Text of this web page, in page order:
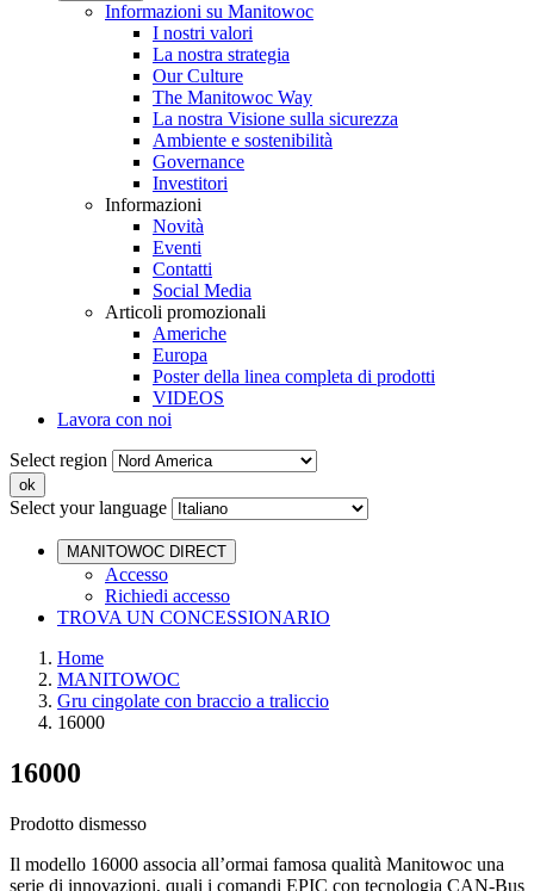
Informazioni su Manitowoc
I nostri valori
La nostra strategia
Our Culture
The Manitowoc Way
La nostra Visione sulla sicurezza
Ambiente e sostenibilità
Governance
Investitori
Informazioni
Novità
Eventi
Contatti
Social Media
Articoli promozionali
Americhe
Europa
Poster della linea completa di prodotti
VIDEOS
Lavora con noi
Select region
Select your language
MANITOWOC DIRECT
Accesso
Richiedi accesso
TROVA UN CONCESSIONARIO
Home
MANITOWOC
Gru cingolate con braccio a traliccio
16000
16000
Prodotto dismesso
Il modello 16000 associa all’ormai famosa qualità Manitowoc una
serie di innovazioni, quali i comandi EPIC con tecnologia CAN-Bus